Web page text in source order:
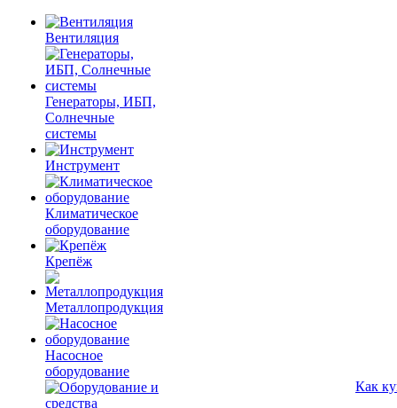
Вентиляция
Генераторы, ИБП,
Солнечные
системы
Инструмент
Климатическое
оборудование
Крепёж
Металлопродукция
Насосное
оборудование
Как